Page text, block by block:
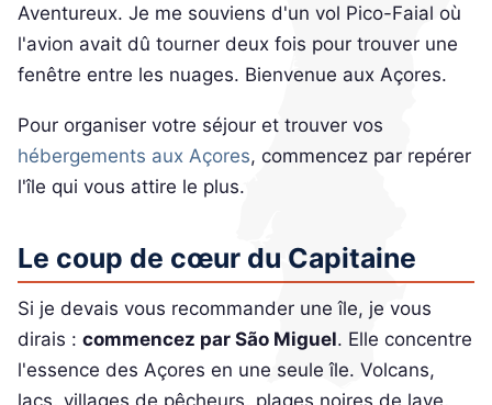
Aventureux. Je me souviens d'un vol Pico-Faial où
l'avion avait dû tourner deux fois pour trouver une
fenêtre entre les nuages. Bienvenue aux Açores.
Pour organiser votre séjour et trouver vos
hébergements aux Açores, commencez par repérer
l'île qui vous attire le plus.
Le coup de cœur du Capitaine
Si je devais vous recommander une île, je vous
dirais : commencez par São Miguel. Elle concentre
l'essence des Açores en une seule île. Volcans,